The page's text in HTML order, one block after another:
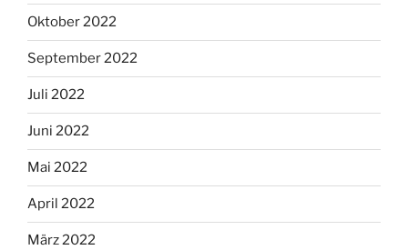
Oktober 2022
September 2022
Juli 2022
Juni 2022
Mai 2022
April 2022
März 2022